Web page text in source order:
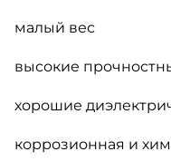
малый вес
высокие
хорошие
коррозионная и